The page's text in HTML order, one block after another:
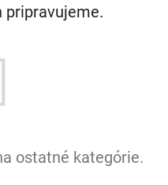
pripravujeme.
ostatné kategórie.